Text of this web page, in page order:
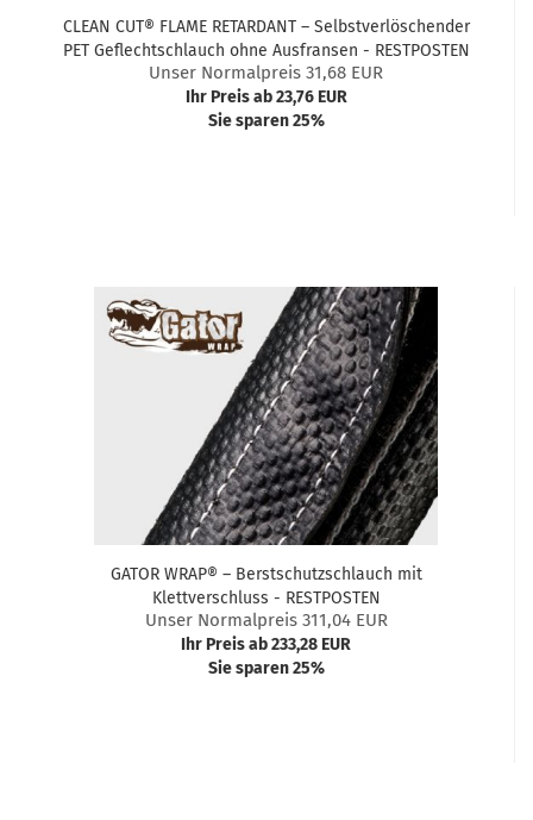
CLEAN CUT® FLAME RETARDANT – Selbstverlöschender
PET Geflechtschlauch ohne Ausfransen - RESTPOSTEN
Unser Normalpreis 31,68 EUR
Ihr Preis ab 23,76 EUR
Sie sparen 25%
GATOR WRAP® – Berstschutzschlauch mit
Klettverschluss - RESTPOSTEN
Unser Normalpreis 311,04 EUR
Ihr Preis ab 233,28 EUR
Sie sparen 25%